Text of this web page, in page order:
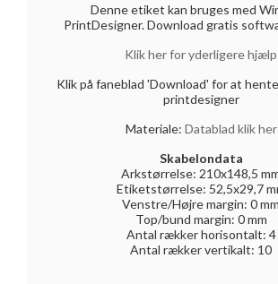
Denne etiket kan bruges med
PrintDesigner. Download gratis
Klik her for yderligere hjælp
Klik på faneblad 'Download' for at
printdesigner
Materiale: Datablad klik her
Skabelondata
Arkstørrelse: 210x148,5
Etiketstørrelse: 52,5x29,7
Venstre/Højre margin: 0 mm
Top/bund margin: 0 mm
Antal rækker horisontalt: 4
Antal rækker vertikalt: 10